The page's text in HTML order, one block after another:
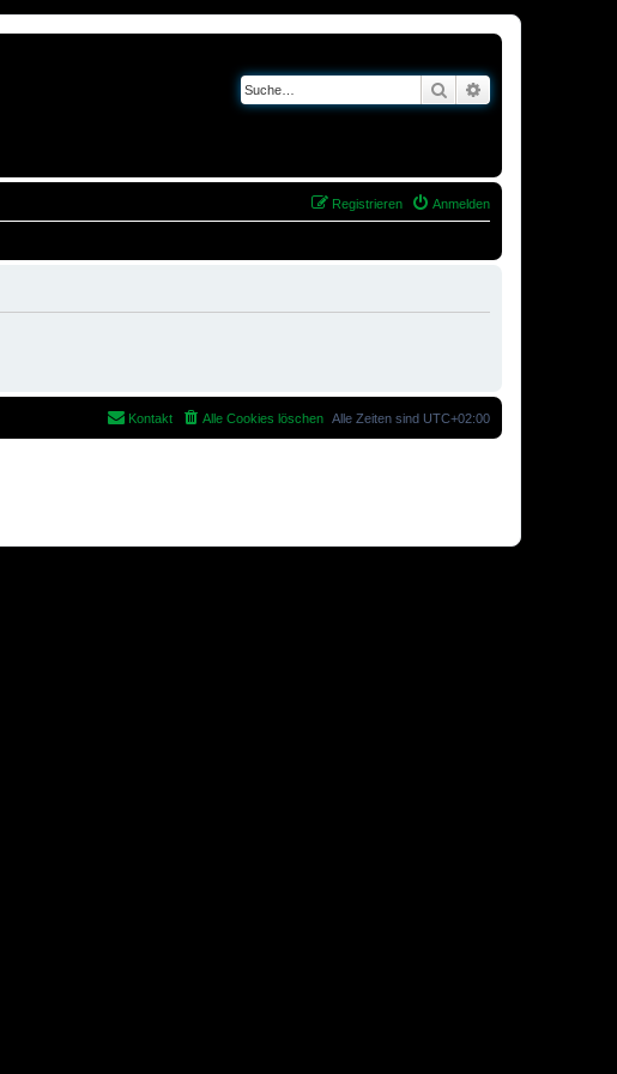
Suche
Anmelden
Registrieren
Alle Zeiten sind UTC+02:00
Alle Cookies löschen
Kontakt